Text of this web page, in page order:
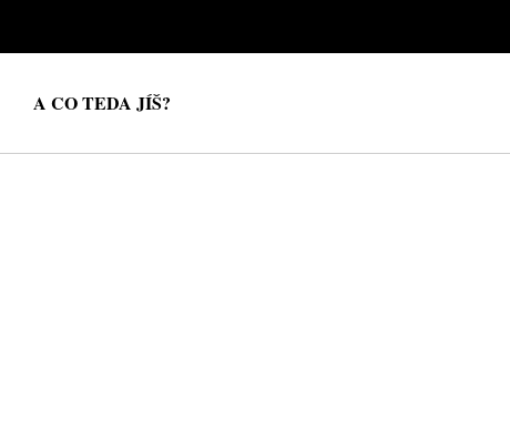
A CO TEDA JÍŠ?